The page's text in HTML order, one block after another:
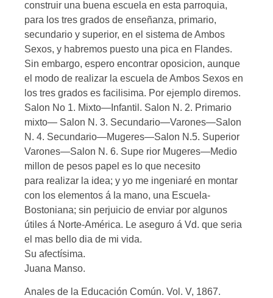
construir una buena escuela en esta parroquia,
para los tres grados de enseñanza, primario,
secundario y superior, en el sistema de Ambos
Sexos, y habremos puesto una pica en Flandes.
Sin embargo, espero encontrar oposicion, aunque
el modo de realizar la escuela de Ambos Sexos en
los tres grados es facilisima. Por ejemplo diremos.
Salon No 1. Mixto—Infantil. Salon N. 2. Primario
mixto— Salon N. 3. Secundario—Varones—Salon
N. 4. Secundario—Mugeres—Salon N.5. Superior
Varones—Salon N. 6. Supe rior Mugeres—Medio
millon de pesos papel es lo que necesito
para realizar la idea; y yo me ingeniaré en montar
con los elementos á la mano, una Escuela-
Bostoniana; sin perjuicio de enviar por algunos
útiles á Norte-América. Le aseguro á Vd. que seria
el mas bello dia de mi vida.
Su afectísima.
Juana Manso.
Anales de la Educación Común. Vol. V, 1867.